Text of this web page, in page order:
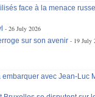
face à la menace russe
26 July 2026
sur son avenir
19 July
avec Jean-Luc